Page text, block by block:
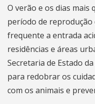
O verão e os dias mais
período de
frequente a entrada
residências e áreas
Secretaria de Estado
para redobrar os
com os animais e